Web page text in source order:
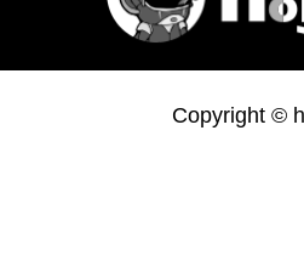
Copyright ©